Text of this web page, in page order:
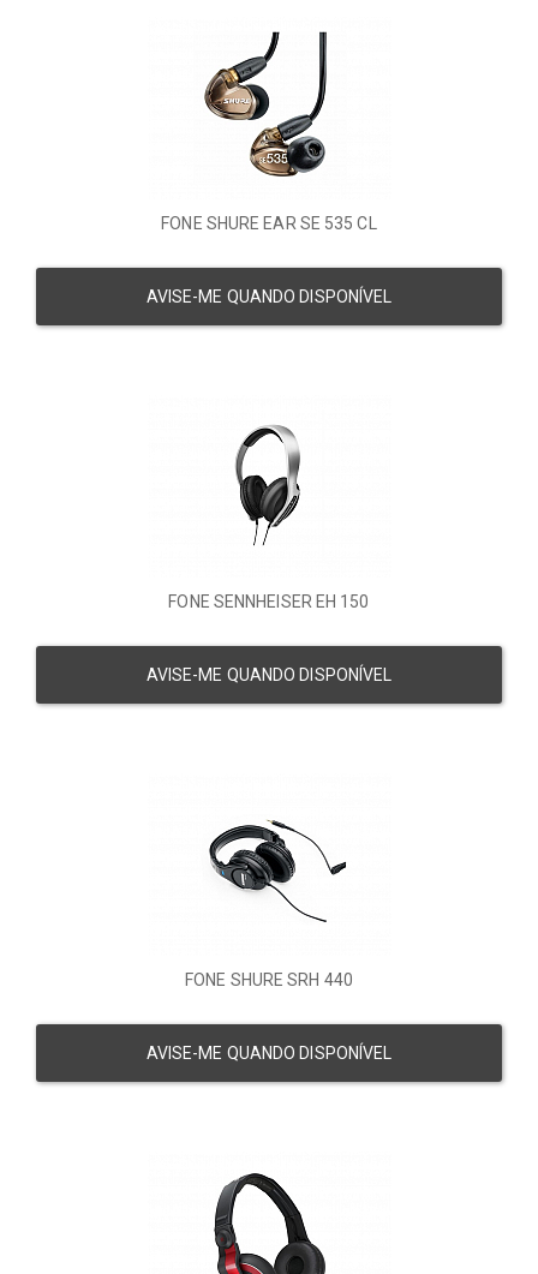
FONE SHURE EAR SE 535 CL
AVISE-ME QUANDO DISPONÍVEL
FONE SENNHEISER EH 150
AVISE-ME QUANDO DISPONÍVEL
FONE SHURE SRH 440
AVISE-ME QUANDO DISPONÍVEL